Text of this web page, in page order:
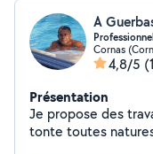
A
Cornas
4,8/5
Présentation
Je propose des
tonte toutes